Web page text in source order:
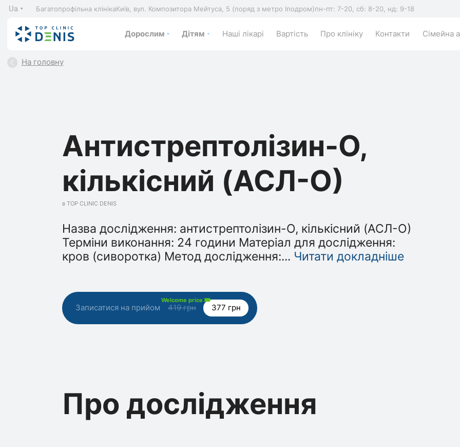
Ua Багатопрофільна клінікаКиїв, вул. Композитора Мейтуса, 5 (поряд з метро Іподром)пн-пт: 7-20, сб: 8-20, нд: 9-18
Дорослим Дітям Наші лікарі Вартість Про клініку Контакти Сімейна
На головну
Антистрептолізин-О,
кількісний (АСЛ-О)
в TOP CLINIC DENIS
Назва дослідження: антистрептолізин-О, кількісний (АСЛ-О)
Терміни виконання: 24 години Матеріал для дослідження:
кров (сиворотка) Метод дослідження:... Читати докладніше
Записатися на прийом
Welcome price
419 грн 377 грн
Про дослідження